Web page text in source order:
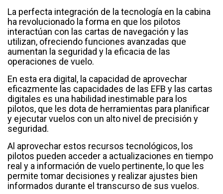
La perfecta integración de la tecnología en la cabina
ha revolucionado la forma en que los pilotos
interactúan con las cartas de navegación y las
utilizan, ofreciendo funciones avanzadas que
aumentan la seguridad y la eficacia de las
operaciones de vuelo.
En esta era digital, la capacidad de aprovechar
eficazmente las capacidades de las EFB y las cartas
digitales es una habilidad inestimable para los
pilotos, que les dota de herramientas para planificar
y ejecutar vuelos con un alto nivel de precisión y
seguridad.
Al aprovechar estos recursos tecnológicos, los
pilotos pueden acceder a actualizaciones en tiempo
real y a información de vuelo pertinente, lo que les
permite tomar decisiones y realizar ajustes bien
informados durante el transcurso de sus vuelos.